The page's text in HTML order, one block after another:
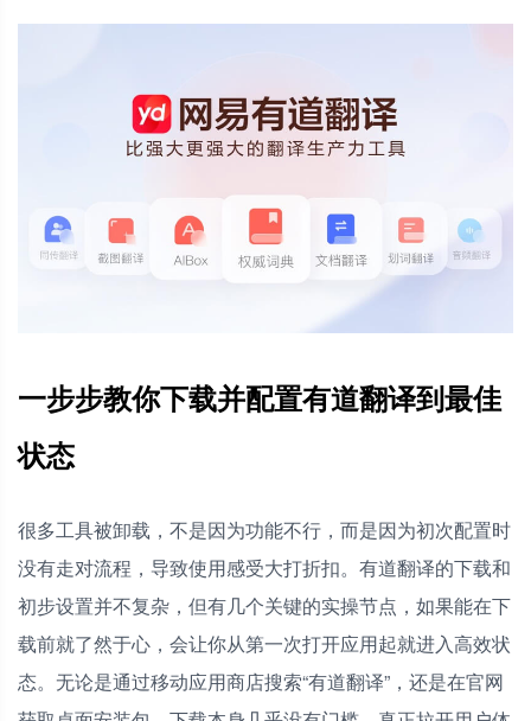
一步步教你下载并配置有道翻译到最佳
状态
很多工具被卸载，不是因为功能不行，而是因为初次配置时
没有走对流程，导致使用感受大打折扣。有道翻译的下载和
初步设置并不复杂，但有几个关键的实操节点，如果能在下
载前就了然于心，会让你从第一次打开应用起就进入高效状
态。无论是通过移动应用商店搜索“有道翻译”，还是在官网